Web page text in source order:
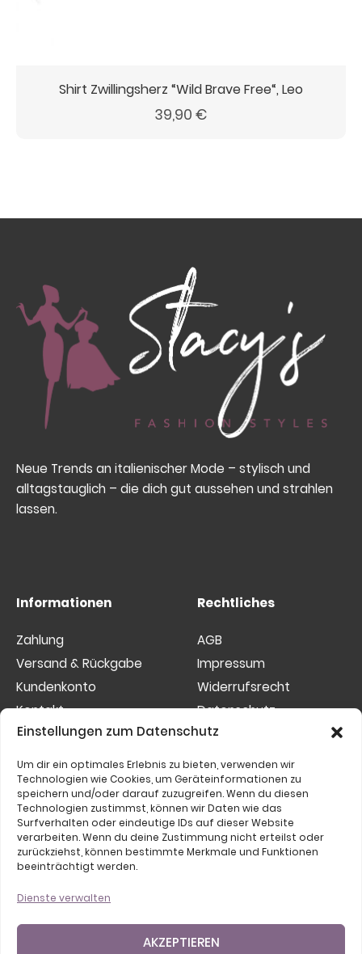
Einstellungen zum Datenschutz
Um dir ein optimales Erlebnis zu bieten, verwenden wir
Technologien wie Cookies, um Geräteinformationen zu
speichern und/oder darauf zuzugreifen. Wenn du diesen
Technologien zustimmst, können wir Daten wie das
Surfverhalten oder eindeutige IDs auf dieser Website
verarbeiten. Wenn du deine Zustimmung nicht erteilst oder
zurückziehst, können bestimmte Merkmale und Funktionen
beeinträchtigt werden.
Dienste verwalten
AKZEPTIEREN
Shirt Zwillingsherz “Wild Brave Free“, Leo
39,90 €
Neue Trends an italienischer Mode – stylisch und
alltagstauglich – die dich gut aussehen und strahlen
lassen.
Informationen
Zahlung
Versand & Rückgabe
Kundenkonto
Kontakt
Sitemap
Rechtliches
AGB
Impressum
Widerrufsrecht
Datenschutz
Cookies
Etwas nicht gefunden?
Suchen
nach: